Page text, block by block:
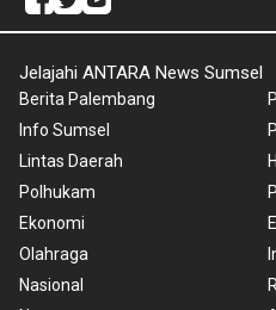
Jelajahi ANTARA News Sumsel
Berita Palembang
Info Sumsel
Lintas Daerah
Polhukam
Ekonomi
Olahraga
Nasional